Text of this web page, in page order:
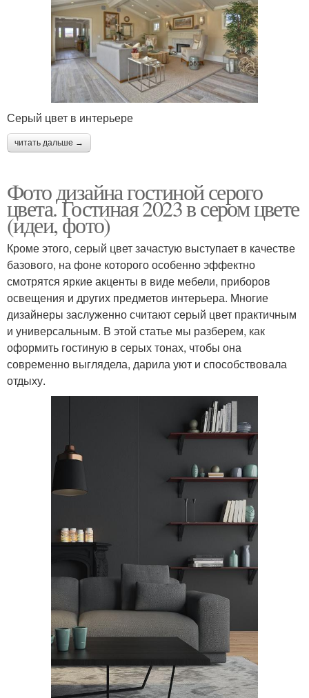
Серый цвет в интерьере
читать дальше →
Фото дизайна гостиной серого
цвета. Гостиная 2023 в сером цвете
(идеи, фото)
Кроме этого, серый цвет зачастую выступает в качестве
базового, на фоне которого особенно эффектно
смотрятся яркие акценты в виде мебели, приборов
освещения и других предметов интерьера. Многие
дизайнеры заслуженно считают серый цвет практичным
и универсальным. В этой статье мы разберем, как
оформить гостиную в серых тонах, чтобы она
современно выглядела, дарила уют и способствовала
отдыху.